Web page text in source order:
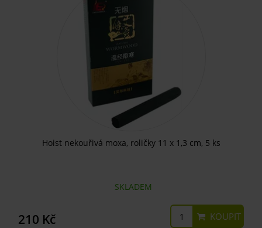
Hoist nekouřivá moxa, roličky 11 x 1,3 cm, 5 ks
SKLADEM
210 Kč KOUPIT